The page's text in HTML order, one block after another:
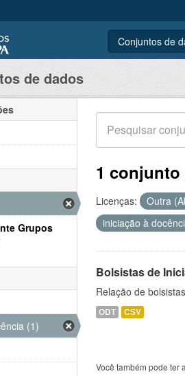
Conjuntos de
de dados
1 conjunto
Licenças: Outra
iniciação à
Bolsistas de
Relação de
ODT CSV
Você também pode ter
Grupos
(1)